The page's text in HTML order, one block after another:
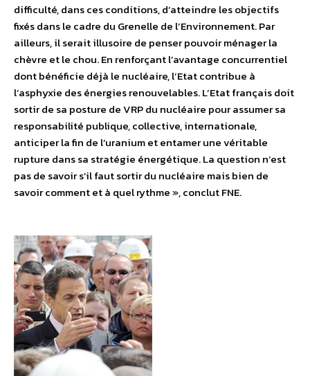
difficulté, dans ces conditions, d’atteindre les objectifs
fixés dans le cadre du Grenelle de l’Environnement. Par
ailleurs, il serait illusoire de penser pouvoir ménager la
chèvre et le chou. En renforçant l’avantage concurrentiel
dont bénéficie déjà le nucléaire, l’Etat contribue à
l’asphyxie des énergies renouvelables. L’Etat français doit
sortir de sa posture de VRP du nucléaire pour assumer sa
responsabilité publique, collective, internationale,
anticiper la fin de l’uranium et entamer une véritable
rupture dans sa stratégie énergétique. La question n’est
pas de savoir s’il faut sortir du nucléaire mais bien de
savoir comment et à quel rythme », conclut FNE.